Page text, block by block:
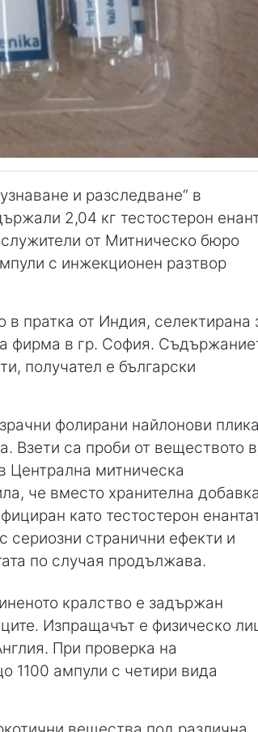
и разследване“ в
2,04 кг тестостерон
от Митническо бюро
с инжекционен разтвор
в пратка от Индия, селектирана
фирма в гр. София.
получател е български
фолирани найлонови
са проби от веществото в
Централна митническа
че вместо хранителна
като тестостерон
сериозни странични ефекти и
по случая продължава.
кралство е задържан
Изпращачът е физическо
При проверка на
1100 ампули с четири вида